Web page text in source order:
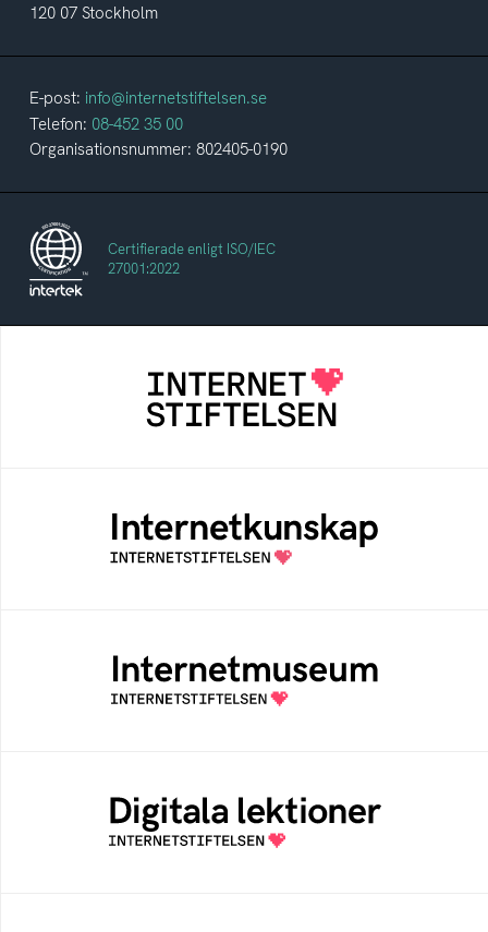
120 07 Stockholm
E-post: info@internetstiftelsen.se
Telefon: 08-452 35 00
Organisationsnummer: 802405-0190
Certifierade enligt ISO/IEC
27001:2022
Internetstiftelsen verkar för ett internet som
bidrar positivt till människan och samhället
Samlad kunskap som hjälper dig att bli en
säker och medveten internetanvändare
Ett digitalt museum som byggts, och kureras
av Internetstiftelsen
Öppen digital lärresurs med färdiga lektioner
för alla stadier i grundskolan